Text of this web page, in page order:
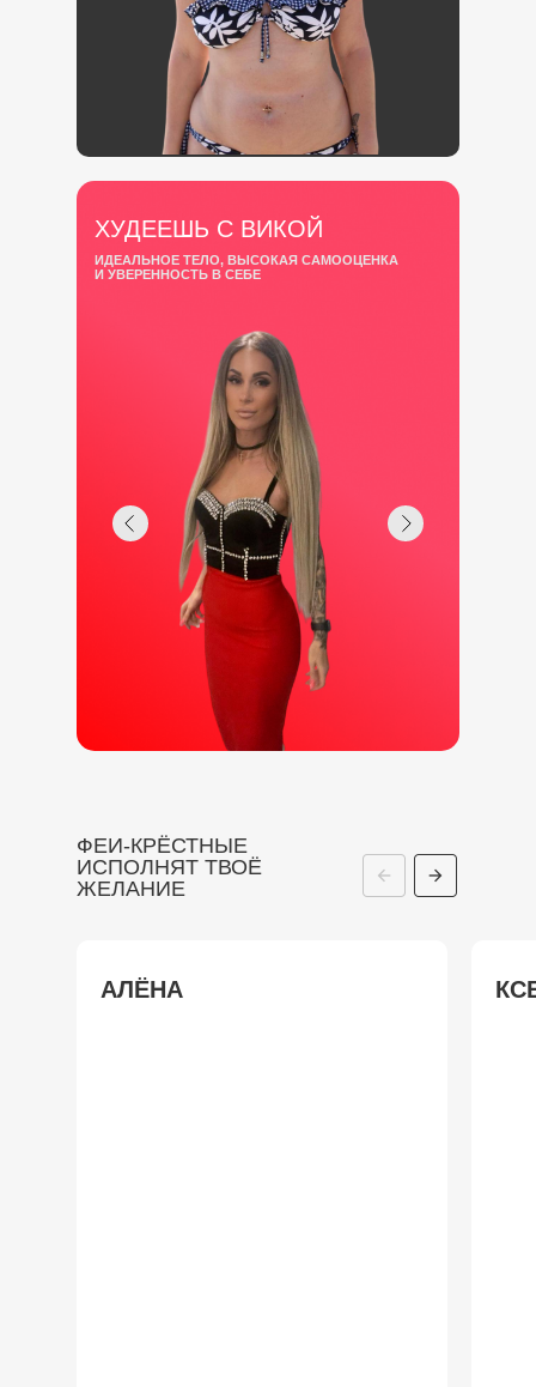
ХУДЕЕШЬ С ВИКОЙ
ИДЕАЛЬНОЕ ТЕЛО, ВЫСОКАЯ САМООЦЕНКА
И УВЕРЕННОСТЬ В СЕБЕ
ФЕИ-КРЁСТНЫЕ
ИСПОЛНЯТ ТВОЁ
ЖЕЛАНИЕ
АЛЁНА